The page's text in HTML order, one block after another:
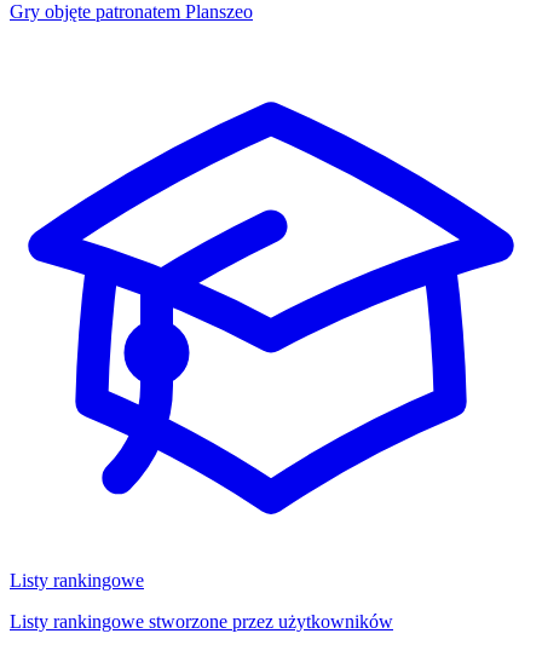
Gry objęte patronatem Planszeo
Listy rankingowe
Listy rankingowe stworzone przez użytkowników